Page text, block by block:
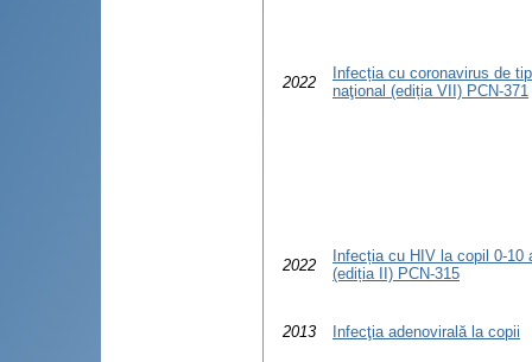
2022
Infecția cu coronavirus de
naţional (ediția VII) PCN-371
2022
Infecția cu HIV la copil 0-
(ediția II) PCN-315
2013 Infecţia adenovirală la copii